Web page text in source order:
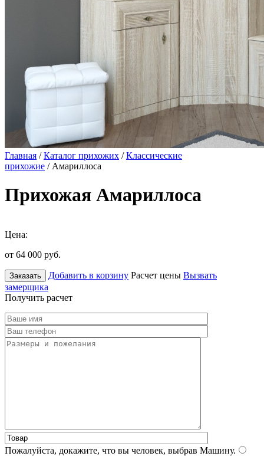
Главная /Каталог прихожих /Классические
прихожие / Амариллоса
Прихожая Амариллоса
Цена:
от 64 000 руб.
Заказать Добавить в корзину Расчет цены Вызвать
замерщика
Получить расчет
Пожалуйста, докажите, что вы человек, выбрав Машину.